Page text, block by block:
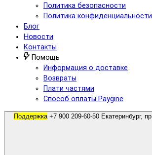
Политика безопасности
Политика конфиденциальности
Блог
Новости
Контакты
Помощь
Информация о доставке
Возвраты
Плати частями
Способ оплаты Paygine
Поддержка